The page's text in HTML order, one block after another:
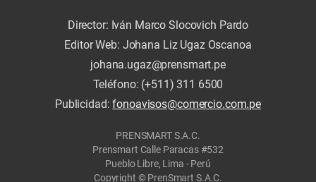
Director: Iván Marco Slocovich Pardo
Editor Web: Johana Liz Ugaz Oscanoa
johana.ugaz@prensmart.pe
Teléfono: (+511) 311 6500
Publicidad:fonoavisos@comercio.com.pe
PRENSMART S.A.C.
Prensmart Calle Paracas #532
Pueblo Libre, Lima - Perú
Copyright © PrenSmart S.A.C.